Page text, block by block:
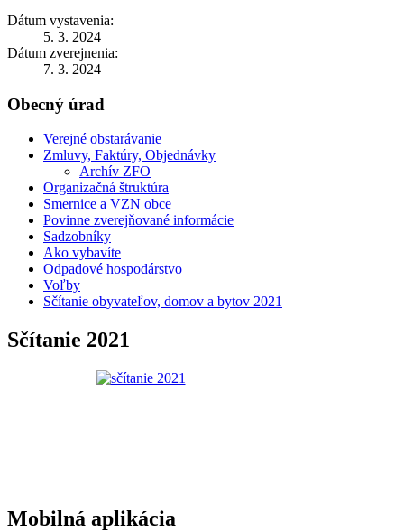
Dátum vystavenia:
5. 3. 2024
Dátum zverejnenia:
7. 3. 2024
Obecný úrad
Verejné obstarávanie
Zmluvy, Faktúry, Objednávky
Archív ZFO
Organizačná štruktúra
Smernice a VZN obce
Povinne zverejňované informácie
Sadzobníky
Ako vybavíte
Odpadové hospodárstvo
Voľby
Sčítanie obyvateľov, domov a bytov 2021
Sčítanie 2021
Mobilná aplikácia